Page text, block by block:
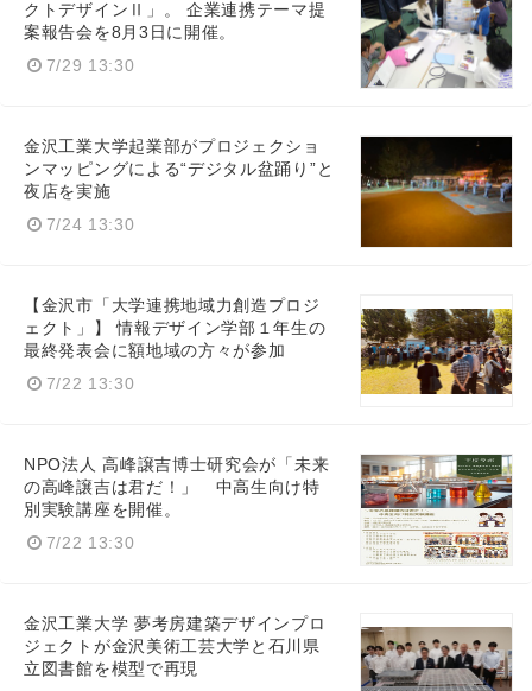
クトデザインⅡ」。 企業連携テーマ提
案報告会を8月3日に開催。
7/29 13:30
金沢工業大学起業部がプロジェクショ
ンマッピングによる“デジタル盆踊り”と
夜店を実施
7/24 13:30
【金沢市「大学連携地域力創造プロジ
ェクト」】 情報デザイン学部１年生の
最終発表会に額地域の方々が参加
7/22 13:30
NPO法人 高峰譲吉博士研究会が「未来
の高峰譲吉は君だ！」 中高生向け特
別実験講座を開催。
7/22 13:30
金沢工業大学 夢考房建築デザインプロ
ジェクトが金沢美術工芸大学と石川県
立図書館を模型で再現
Japanese